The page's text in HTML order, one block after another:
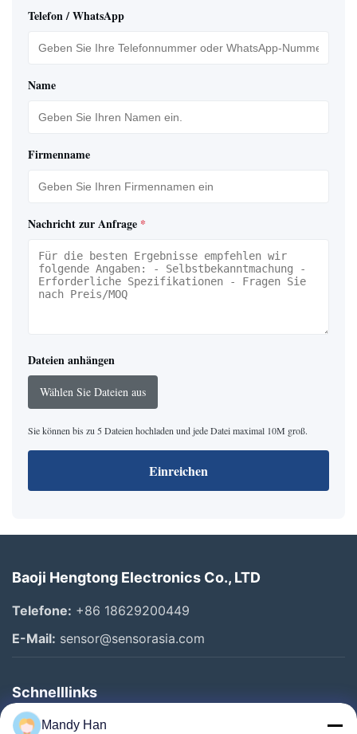
Telefon / WhatsApp
Name
Firmenname
Nachricht zur Anfrage *
Dateien anhängen
Wählen Sie Dateien aus
Sie können bis zu 5 Dateien hochladen und jede Datei maximal 10M groß.
Einreichen
Baoji Hengtong Electronics Co., LTD
Telefone: +86 18629200449
E-Mail: sensor@sensorasia.com
Schnelllinks
HausMandy Han